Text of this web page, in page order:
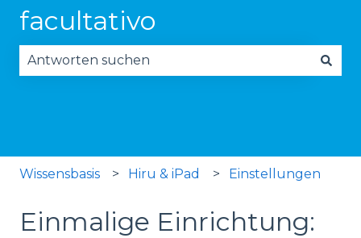
facultativo
Wissensbasis Hiru & iPad Einstellungen
Einmalige Einrichtung: